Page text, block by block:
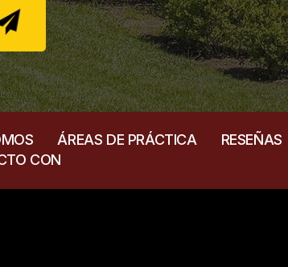
ÁREAS DE PRÁCTICA RESEÑAS
CON